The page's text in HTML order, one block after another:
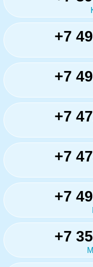
+7
+7
+7
+7
+7
+7